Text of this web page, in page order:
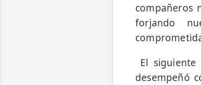
compañeros
forjando
El
desempeñó